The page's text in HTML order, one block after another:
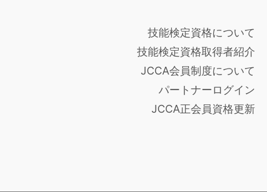
技能検定資格について
技能検定資格取得者紹介
JCCA会員制度について
パートナーログイン
JCCA正会員資格更新